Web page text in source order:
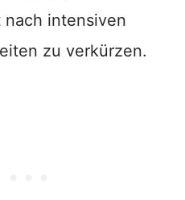
nach intensiven
zu verkürzen.